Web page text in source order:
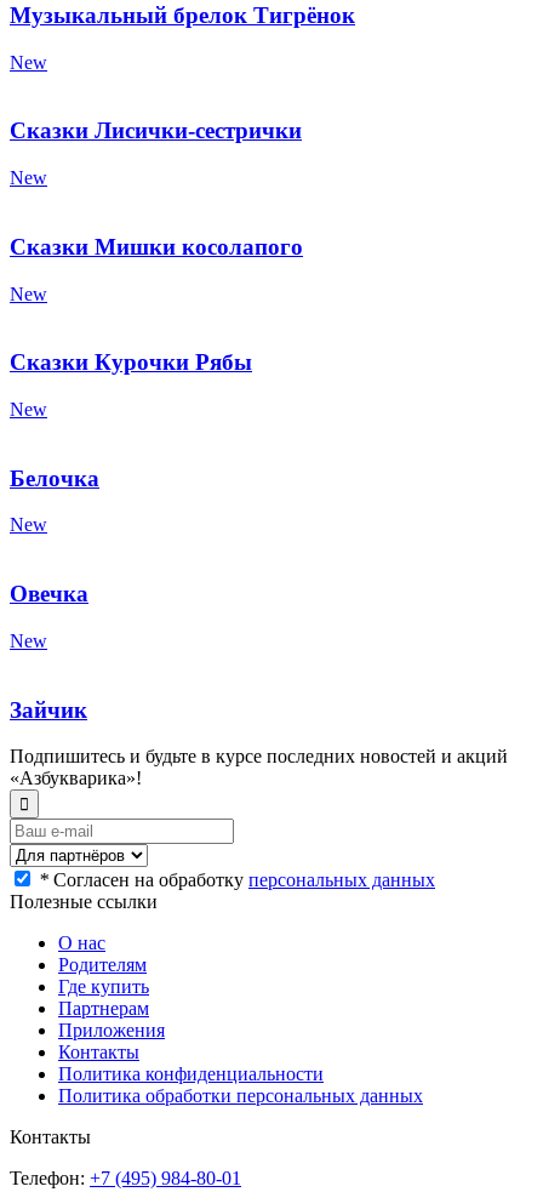
Музыкальный брелок Тигрёнок
New
Сказки Лисички-сестрички
New
Сказки Мишки косолапого
New
Сказки Курочки Рябы
New
Белочка
New
Овечка
New
Зайчик
Подпишитесь и будьте в курсе последних новостей и акций
«Азбукварика»!
* Согласен на обработку персональных данных
Полезные ссылки
О нас
Родителям
Где купить
Партнерам
Приложения
Контакты
Политика конфиденциальности
Политика обработки персональных данных
Контакты
Телефон: +7 (495) 984-80-01